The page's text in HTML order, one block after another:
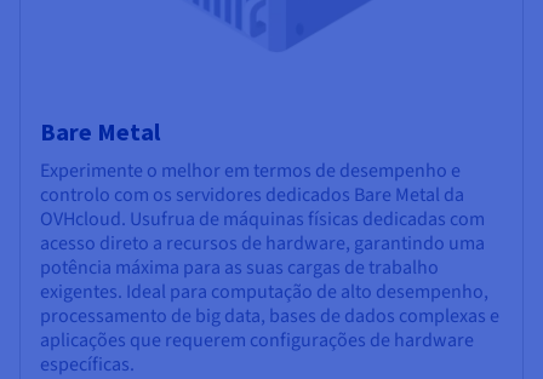
Bare Metal
Experimente o melhor em termos de desempenho e
controlo com os servidores dedicados Bare Metal da
OVHcloud. Usufrua de máquinas físicas dedicadas com
acesso direto a recursos de hardware, garantindo uma
potência máxima para as suas cargas de trabalho
exigentes. Ideal para computação de alto desempenho,
processamento de big data, bases de dados complexas e
aplicações que requerem configurações de hardware
específicas.